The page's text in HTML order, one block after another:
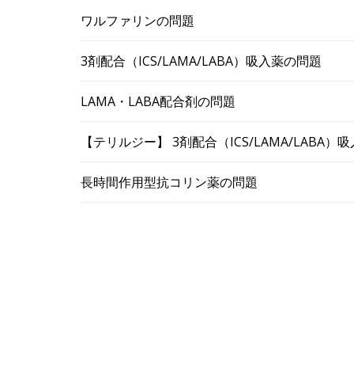
ワルファリンの問題
3剤配合（ICS/LAMA/LABA）吸入薬の問題
LAMA・LABA配合剤の問題
【テリルジー】 3剤配合（ICS/LAMA/LABA）吸
長時間作用型抗コリン薬の問題